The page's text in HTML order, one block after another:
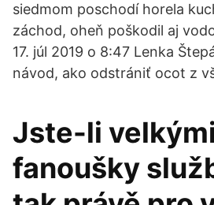
siedmom poschodí horela
záchod, oheň poškodil aj
17. júl 2019 o 8:47 Lenka
návod, ako odstrániť ocot z
Jste-li velkými
fanoušky